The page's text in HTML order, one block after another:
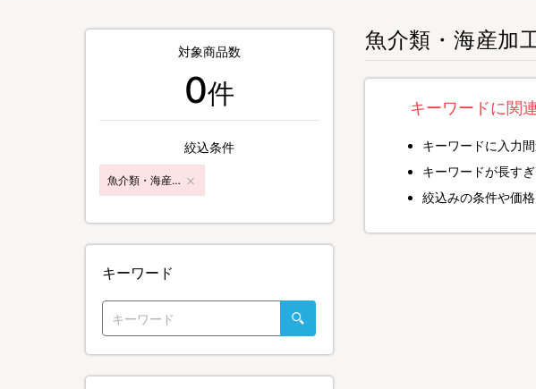
魚介類・海産加
キーワードに関
キーワードに入力
キーワードが長す
絞込みの条件や価
対象商品数
0件
絞込条件
魚介類・海産加工品
キーワード